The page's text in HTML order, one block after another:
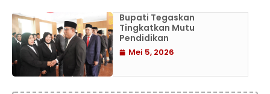
Bupati Tegaskan
Tingkatkan Mutu
Pendidikan
Mei 5, 2026